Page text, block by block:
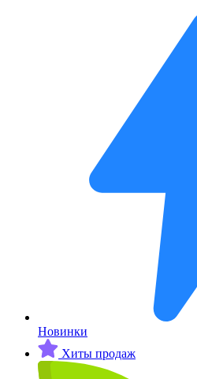
Новинки
Хиты продаж